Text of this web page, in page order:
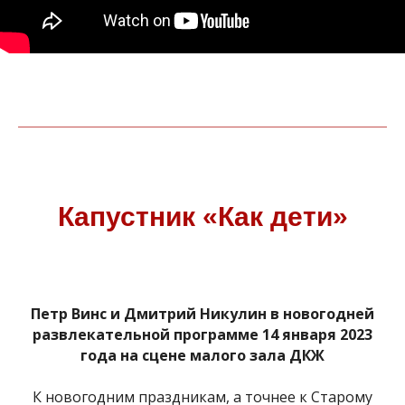
Капустник «Как дети»
Петр Винс и Дмитрий Никулин в новогодней
развлекательной программе 14 января 2023
года на сцене малого зала ДКЖ
К новогодним праздникам, а точнее к Старому